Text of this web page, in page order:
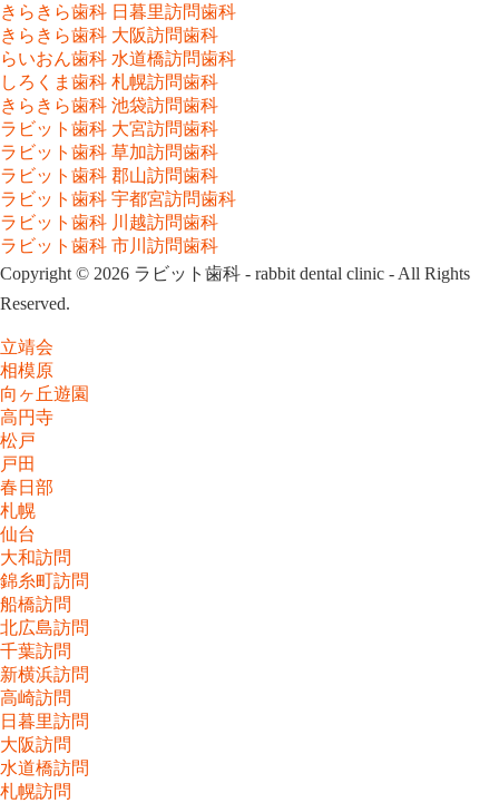
きらきら歯科 日暮里訪問歯科
きらきら歯科 大阪訪問歯科
らいおん歯科 水道橋訪問歯科
しろくま歯科 札幌訪問歯科
きらきら歯科 池袋訪問歯科
ラビット歯科 大宮訪問歯科
ラビット歯科 草加訪問歯科
ラビット歯科 郡山訪問歯科
ラビット歯科 宇都宮訪問歯科
ラビット歯科 川越訪問歯科
ラビット歯科 市川訪問歯科
Copyright © 2026 ラビット歯科 - rabbit dental clinic - All Rights
Reserved.
立靖会
相模原
向ヶ丘遊園
高円寺
松戸
戸田
春日部
札幌
仙台
大和訪問
錦糸町訪問
船橋訪問
北広島訪問
千葉訪問
新横浜訪問
高崎訪問
日暮里訪問
大阪訪問
水道橋訪問
札幌訪問